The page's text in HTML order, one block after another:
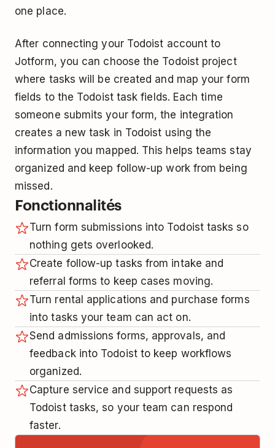
one place.
After connecting your Todoist account to
Jotform, you can choose the Todoist project
where tasks will be created and map your form
fields to the Todoist task fields. Each time
someone submits your form, the integration
creates a new task in Todoist using the
information you mapped. This helps teams stay
organized and keep follow-up work from being
missed.
Fonctionnalités
Turn form submissions into Todoist tasks so
nothing gets overlooked.
Create follow-up tasks from intake and
referral forms to keep cases moving.
Turn rental applications and purchase forms
into tasks your team can act on.
Send admissions forms, approvals, and
feedback into Todoist to keep workflows
organized.
Capture service and support requests as
Todoist tasks, so your team can respond
faster.